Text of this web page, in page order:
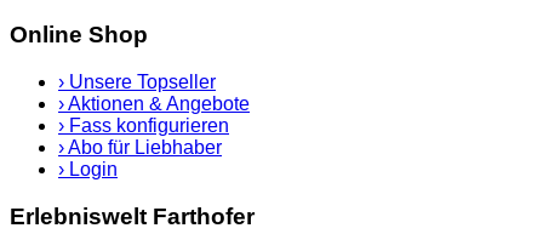
Online Shop
› Unsere Topseller
›Aktionen & Angebote
› Fass konfigurieren
›Abo für Liebhaber
› Login
Erlebniswelt Farthofer